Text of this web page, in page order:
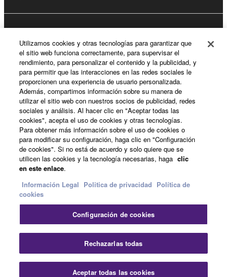
Acerca de Yamaha
España - Spanish
Empresa
Contacte con nosotrosTerminos de uso
Politica de privacidadPolítica de cookies
Información Legal
Utilizamos cookies y otras tecnologías para garantizar que
el sitio web funciona correctamente, para supervisar el
rendimiento, para personalizar el contenido y la publicidad, y
para permitir que las interacciones en las redes sociales le
proporcionen una experiencia de usuario personalizada.
Además, compartimos información sobre su manera de
utilizar el sitio web con nuestros socios de publicidad, redes
sociales y análisis. Al hacer clic en "Aceptar todas las
cookies", acepta el uso de cookies y otras tecnologías.
Para obtener más información sobre el uso de cookies o
para modificar su configuración, haga clic en "Configuración
de cookies". Si no está de acuerdo y solo quiere que se
utilicen las cookies y la tecnología necesarias, haga clic
en este enlace.
Información Legal Politica de privacidad Política de
cookies
Configuración de cookies
Rechazarlas todas
Aceptar todas las cookies